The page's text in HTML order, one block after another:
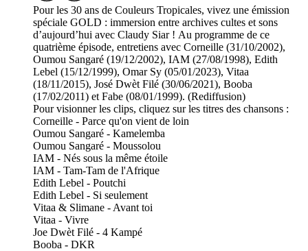
Pour les 30 ans de Couleurs Tropicales, vivez une émission
spéciale GOLD : immersion entre archives cultes et sons
d’aujourd’hui avec Claudy Siar ! Au programme de ce
quatrième épisode, entretiens avec Corneille (31/10/2002),
Oumou Sangaré (19/12/2002), IAM (27/08/1998), Edith
Lebel (15/12/1999), Omar Sy (05/01/2023), Vitaa
(18/11/2015), José Dwèt Filé (30/06/2021), Booba
(17/02/2011) et Fabe (08/01/1999). (Rediffusion)
Pour visionner les clips, cliquez sur les titres des chansons :
Corneille - Parce qu'on vient de loin
Oumou Sangaré - Kamelemba
Oumou Sangaré - Moussolou
IAM - Nés sous la même étoile
IAM - Tam-Tam de l'Afrique
Edith Lebel - Poutchi
Edith Lebel - Si seulement
Vitaa & Slimane - Avant toi
Vitaa - Vivre
Joe Dwèt Filé - 4 Kampé
Booba - DKR